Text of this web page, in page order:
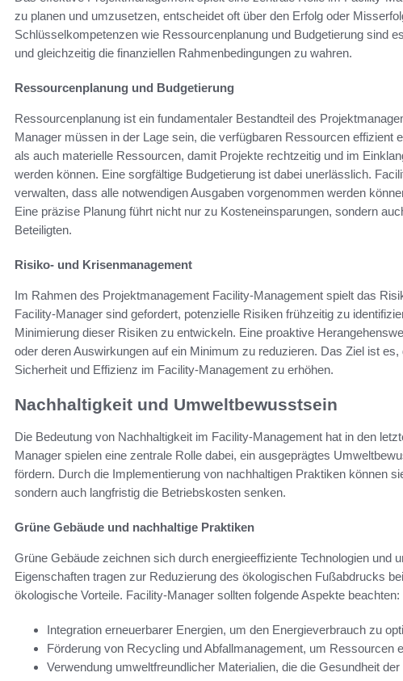
zu planen und umzusetzen, entscheidet oft über den Erfolg oder
Schlüsselkompetenzen wie Ressourcenplanung und Budgetierung sind
und gleichzeitig die finanziellen Rahmenbedingungen zu wahren.
Ressourcenplanung und Budgetierung
Ressourcenplanung ist ein fundamentaler Bestandteil des
Manager müssen in der Lage sein, die verfügbaren Ressourcen effizient
als auch materielle Ressourcen, damit Projekte rechtzeitig und im
werden können. Eine sorgfältige Budgetierung ist dabei unerlässlich.
verwalten, dass alle notwendigen Ausgaben vorgenommen werden
Eine präzise Planung führt nicht nur zu Kosteneinsparungen, sondern
Beteiligten.
Risiko- und Krisenmanagement
Im Rahmen des Projektmanagement Facility-Management spielt das
Facility-Manager sind gefordert, potenzielle Risiken frühzeitig zu
Minimierung dieser Risiken zu entwickeln. Eine proaktive
oder deren Auswirkungen auf ein Minimum zu reduzieren. Das Ziel ist
Sicherheit und Effizienz im Facility-Management zu erhöhen.
Nachhaltigkeit und Umweltbewusstsein
Die Bedeutung von Nachhaltigkeit im Facility-Management hat in den
Manager spielen eine zentrale Rolle dabei, ein ausgeprägtes
fördern. Durch die Implementierung von nachhaltigen Praktiken können
sondern auch langfristig die Betriebskosten senken.
Grüne Gebäude und nachhaltige Praktiken
Grüne Gebäude zeichnen sich durch energieeffiziente Technologien und
Eigenschaften tragen zur Reduzierung des ökologischen Fußabdrucks
ökologische Vorteile. Facility-Manager sollten folgende Aspekte beachten:
Integration erneuerbarer Energien, um den Energieverbrauch zu
Förderung von Recycling und Abfallmanagement, um Ressourcen
Verwendung umweltfreundlicher Materialien, die die Gesundheit